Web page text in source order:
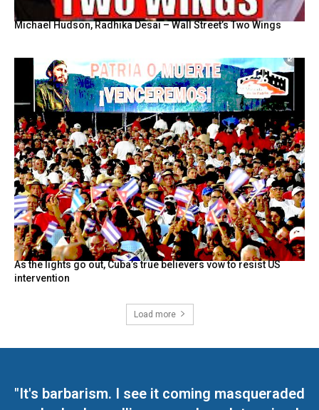
Michael Hudson, Radhika Desai – Wall Street’s Two Wings
As the lights go out, Cuba’s true believers vow to resist US
intervention
Load more
"It's barbarism. I see it coming masqueraded